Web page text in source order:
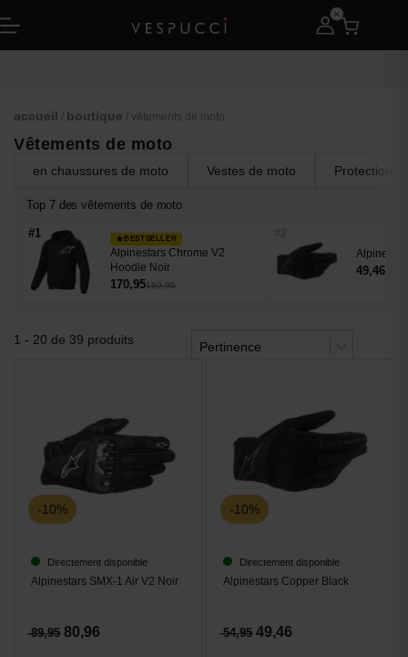
accueil / boutique / vêtements de moto
Vêtements de moto
en chaussures de moto Vestes de moto Protections
Top 7 des vêtements de moto
#1 BESTSELLER
Alpinestars Chrome V2
Hoodie Noir
170,95189,95
49,46
1 - 20 de 39 produits Trier
Trier le contenu
Trier le contenu
-10%
Directement disponible
Alpinestars SMX-1 Air V2 Noir
89,95 80,96
-10%
Directement disponible
Alpinestars Copper Black
54,95 49,46